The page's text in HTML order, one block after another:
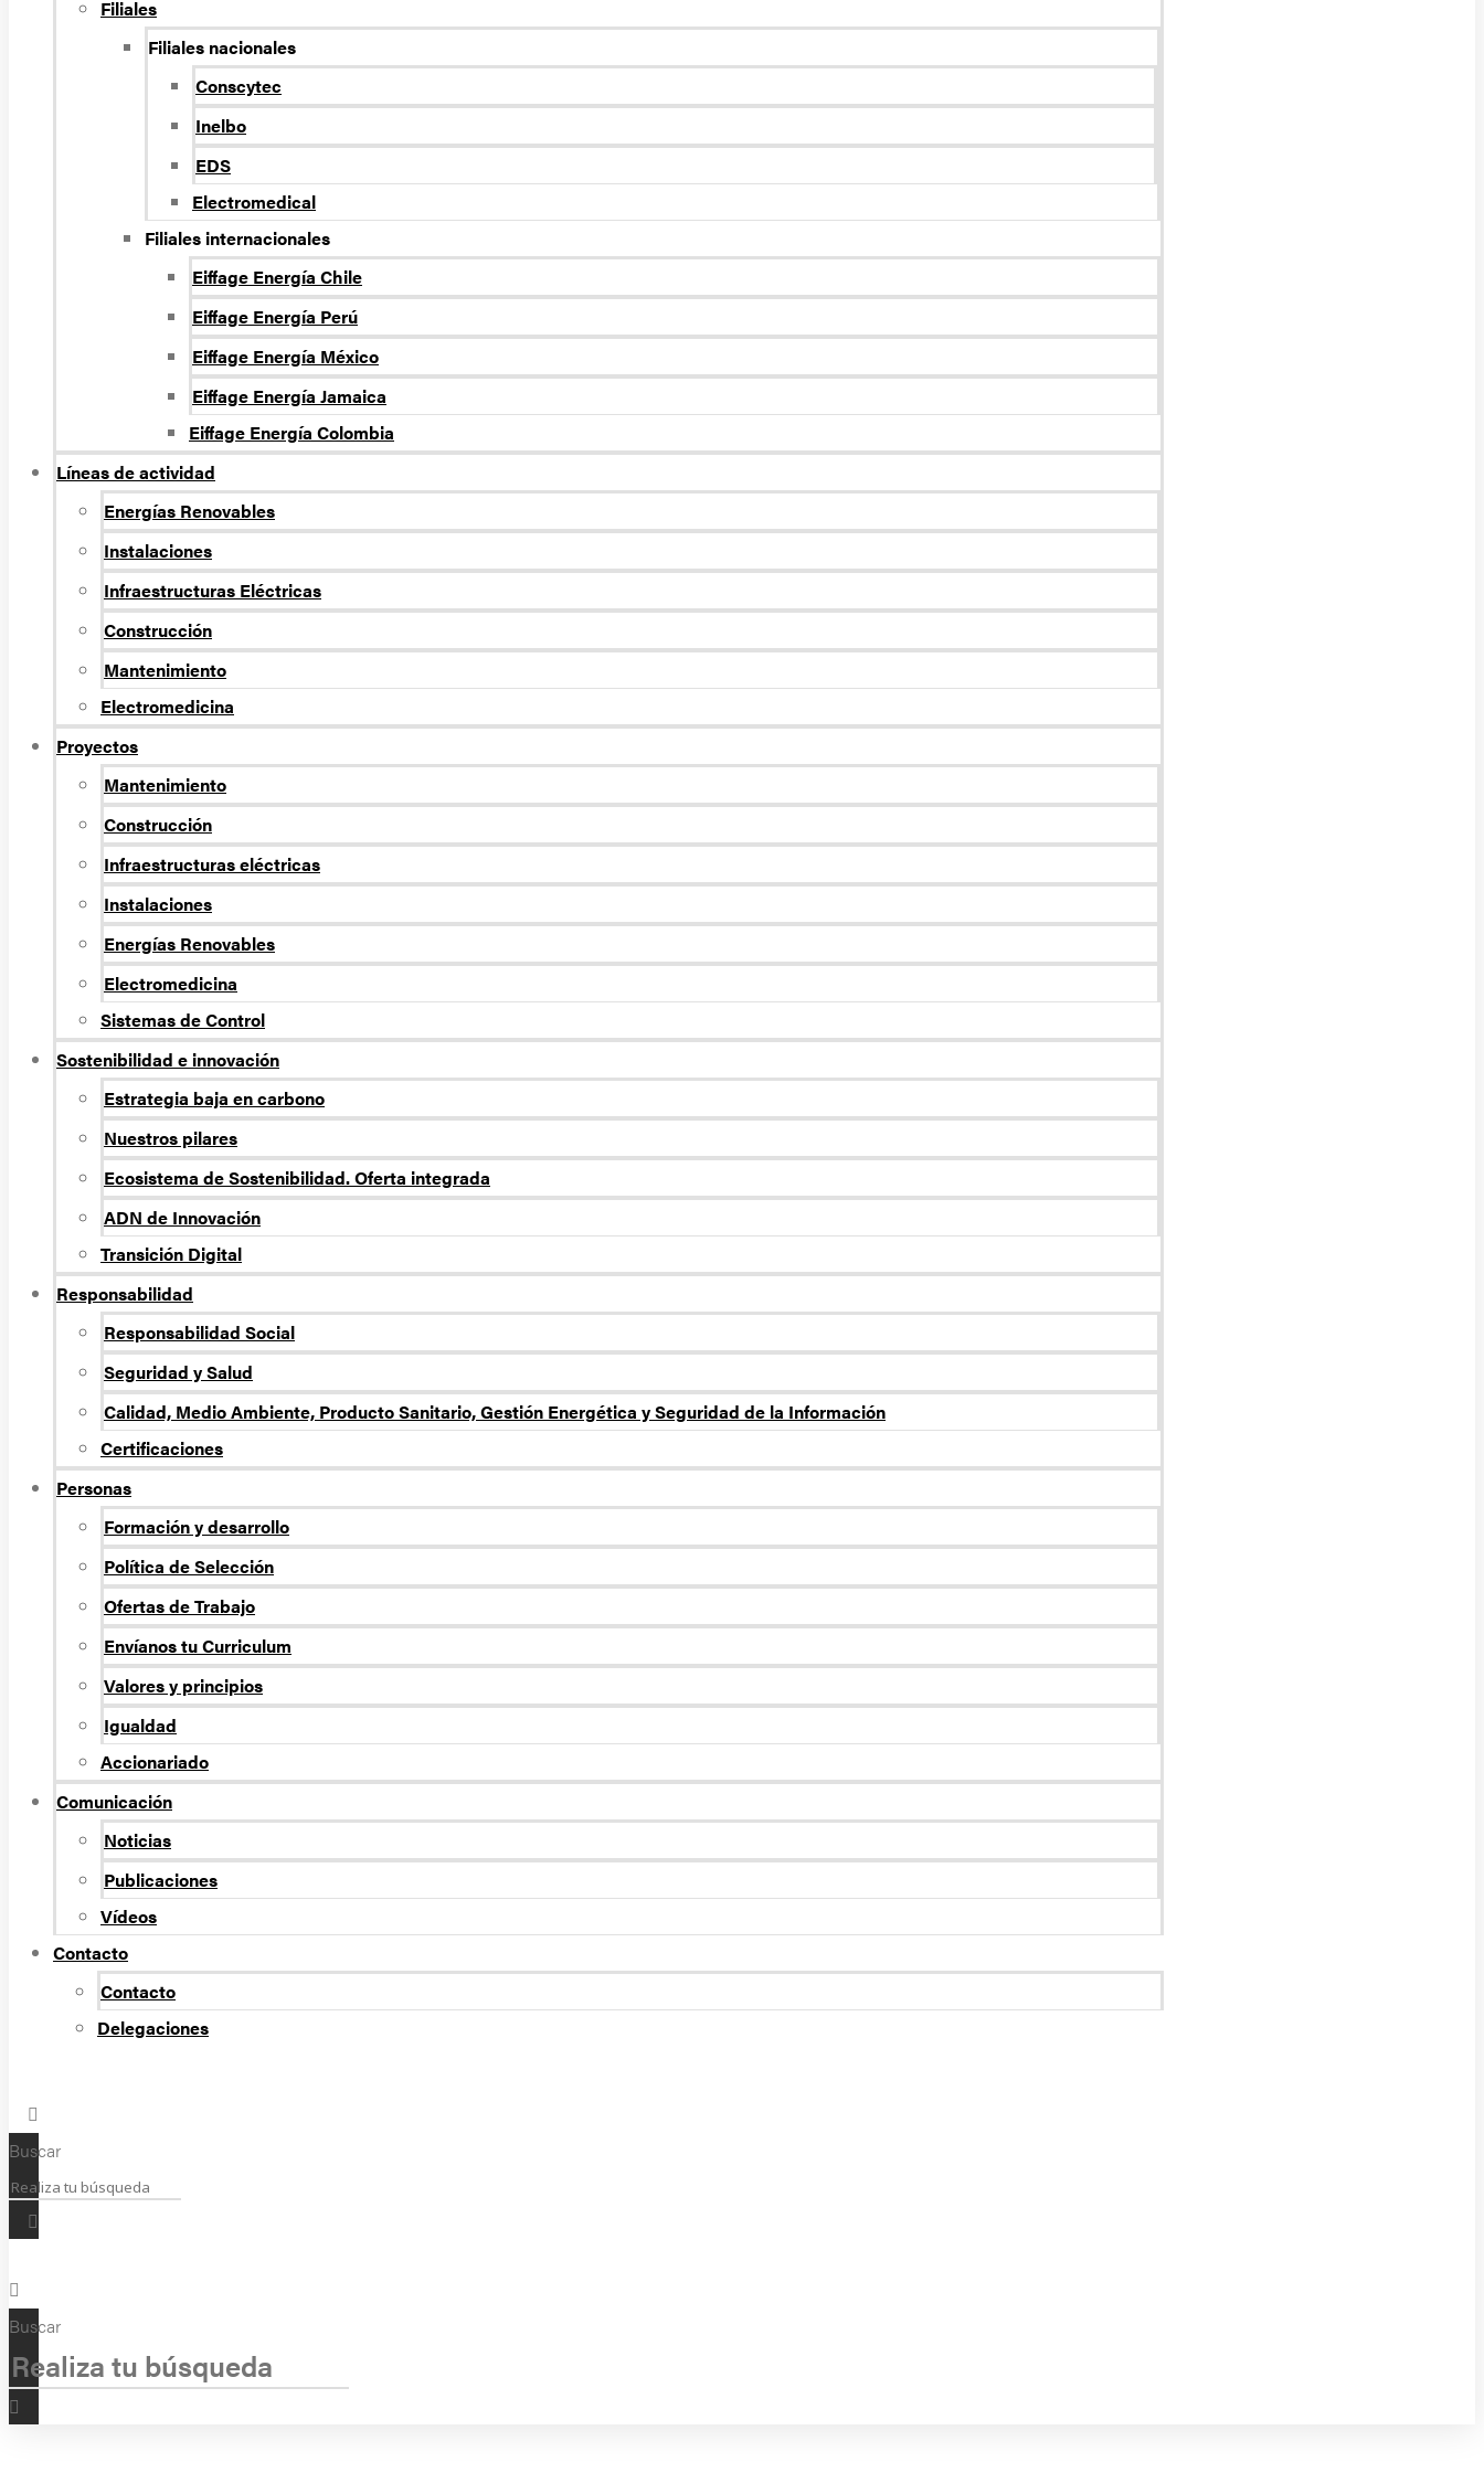
Filiales
Filiales nacionales
Conscytec
Inelbo
EDS
Electromedical
Filiales internacionales
Eiffage Energía Chile
Eiffage Energía Perú
Eiffage Energía México
Eiffage Energía Jamaica
Eiffage Energía Colombia
Líneas de actividad
Energí­as Renovables
Instalaciones
Infraestructuras Eléctricas
Construcción
Mantenimiento
Electromedicina
Proyectos
Mantenimiento
Construcción
Infraestructuras eléctricas
Instalaciones
Energías Renovables
Electromedicina
Sistemas de Control
Sostenibilidad e innovación
Estrategia baja en carbono
Nuestros pilares
Ecosistema de Sostenibilidad. Oferta integrada
ADN de Innovación
Transición Digital
Responsabilidad
Responsabilidad Social
Seguridad y Salud
Calidad, Medio Ambiente, Producto Sanitario, Gestión Energética y Seguridad de la Información
Certificaciones
Personas
Formación y desarrollo
Política de Selección
Ofertas de Trabajo
Envíanos tu Curriculum
Valores y principios
Igualdad
Accionariado
Comunicación
Noticias
Publicaciones
Vídeos
Contacto
Contacto
Delegaciones
Buscar
Buscar